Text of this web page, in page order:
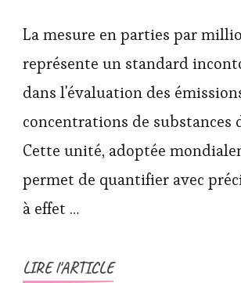
La mesure en parties par
représente un standard
dans l'évaluation des
concentrations de substances
Cette unité, adoptée
permet de quantifier avec
à effet …
LIRE l'ARTICLE